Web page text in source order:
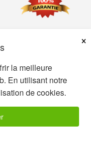
×
la meilleure
En utilisant notre
de cookies.
droits réservés.
seulement et ne visent pas à
professionnel de la santé. Veuillez
questions de nature médicale